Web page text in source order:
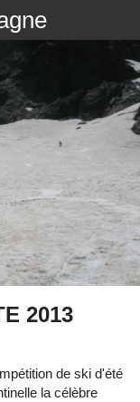
2013
de ski d'été
la célèbre